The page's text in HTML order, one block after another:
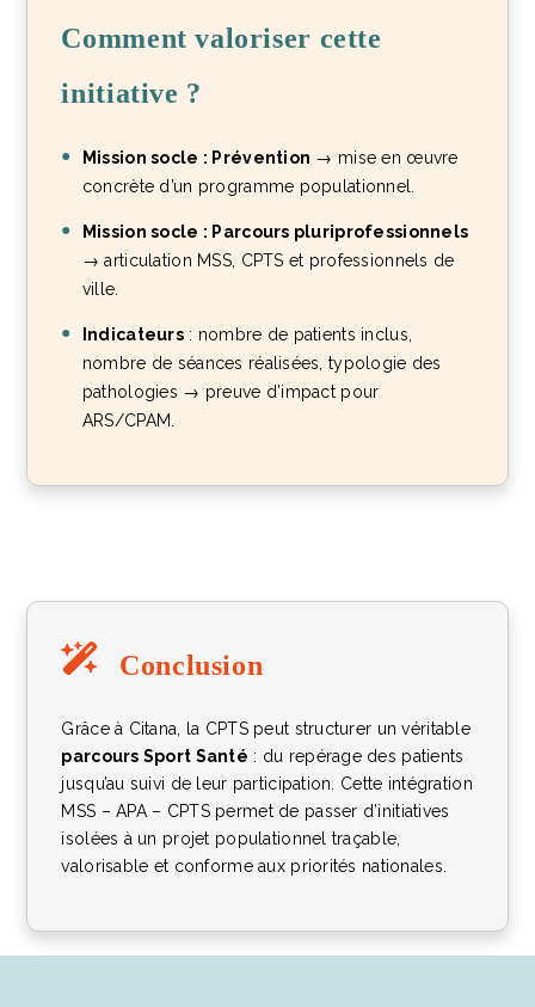
Comment valoriser cette
initiative ?
Mission socle : Prévention → mise en œuvre
concrète d’un programme populationnel.
Mission socle : Parcours pluriprofessionnels
→ articulation MSS, CPTS et professionnels de
ville.
Indicateurs : nombre de patients inclus,
nombre de séances réalisées, typologie des
pathologies → preuve d’impact pour
ARS/CPAM.
Conclusion
Grâce à Citana, la CPTS peut structurer un véritable
parcours Sport Santé : du repérage des patients
jusqu’au suivi de leur participation. Cette intégration
MSS – APA – CPTS permet de passer d’initiatives
isolées à un projet populationnel traçable,
valorisable et conforme aux priorités nationales.